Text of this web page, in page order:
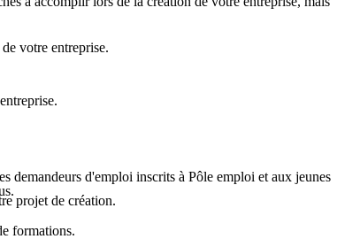
projet de création.
formations.
votre entreprise.
demandeurs d'emploi inscrits à Pôle emploi et aux jeunes